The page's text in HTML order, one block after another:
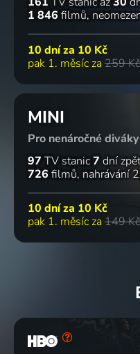
1 846 filmů
10 dní za 10 Kč
pak 1. měsíc za 259 Kč
MINI
Pro nenáročné diváky
97 TV stanic7 dní
726 filmů nahrávání
10 dní za 10 Kč
pak 1. měsíc za 149 Kč